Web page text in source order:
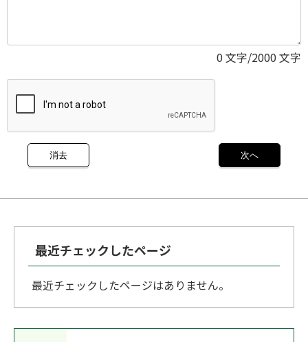
0 文字/2000 文字
最近チェックしたページ
最近チェックしたページはありません。